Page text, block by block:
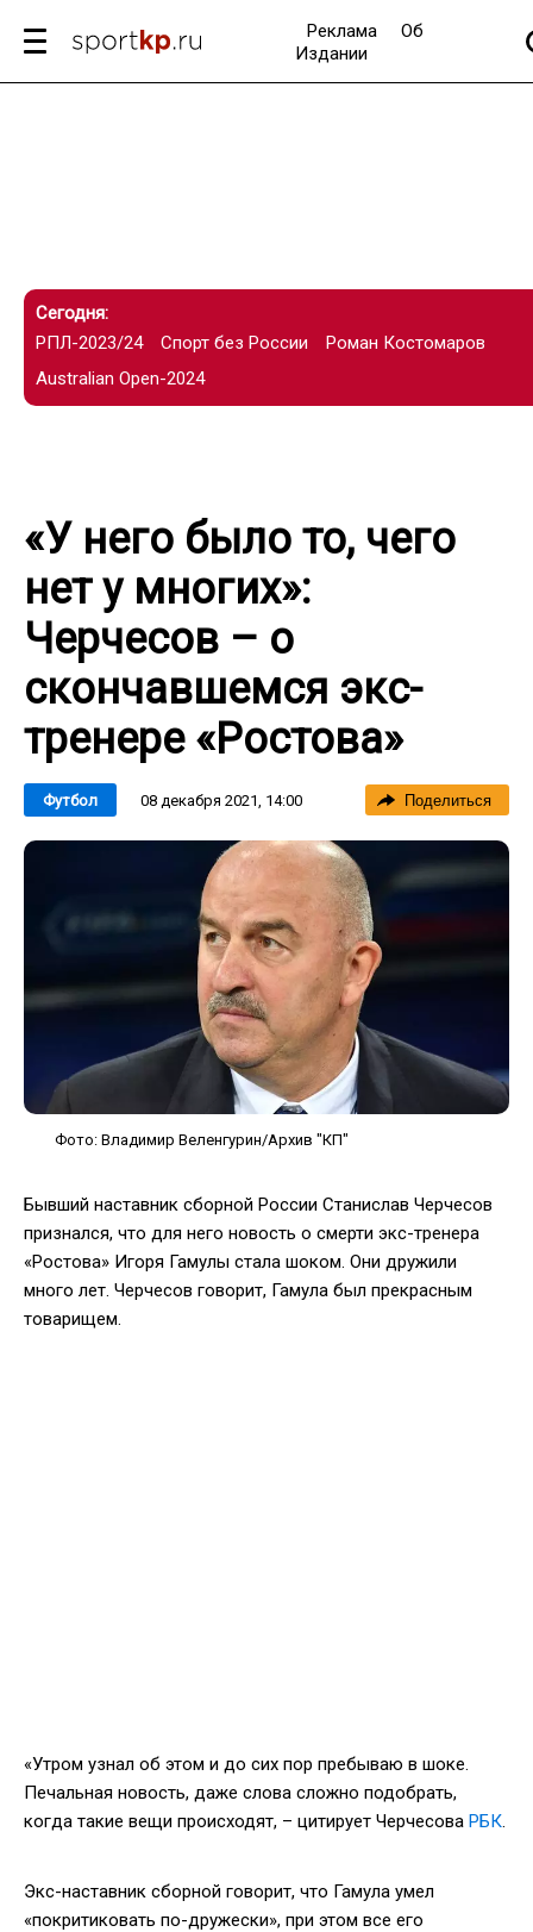
Реклама
Об
Издании
Сегодня:
РПЛ-2023/24
Спорт без России
Роман Костомаров
Australian Open-2024
«У него было то, чего
нет у многих»:
Черчесов – о
скончавшемся экс-
тренере «Ростова»
Футбол 08 декабря 2021, 14:00 Поделиться
Фото: Владимир Веленгурин/Архив "КП"
Бывший наставник сборной России Станислав Черчесов
признался, что для него новость о смерти экс-тренера
«Ростова» Игоря Гамулы стала шоком. Они дружили
много лет. Черчесов говорит, Гамула был прекрасным
товарищем.
«Утром узнал об этом и до сих пор пребываю в шоке.
Печальная новость, даже слова сложно подобрать,
когда такие вещи происходят, – цитирует Черчесова РБК.
Экс-наставник сборной говорит, что Гамула умел
«покритиковать по-дружески», при этом все его